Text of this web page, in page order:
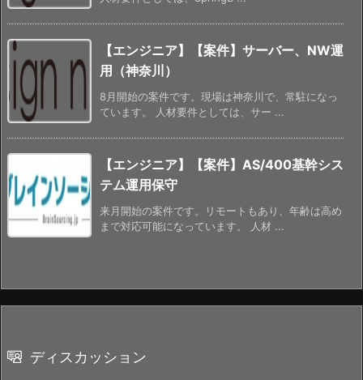
【エンジニア】【案件】サーバー、NW運
用（神奈川）
8月開始の案件です。現場は神奈川で、常駐になっ
ています。 人材要件としては、サー ...
【エンジニア】【案件】AS/400基幹シス
テム運用保守
来月開始の案件です。リモートもあり、年齢は高め
まで対応可能になっています。 人材 ...
ディスカッション